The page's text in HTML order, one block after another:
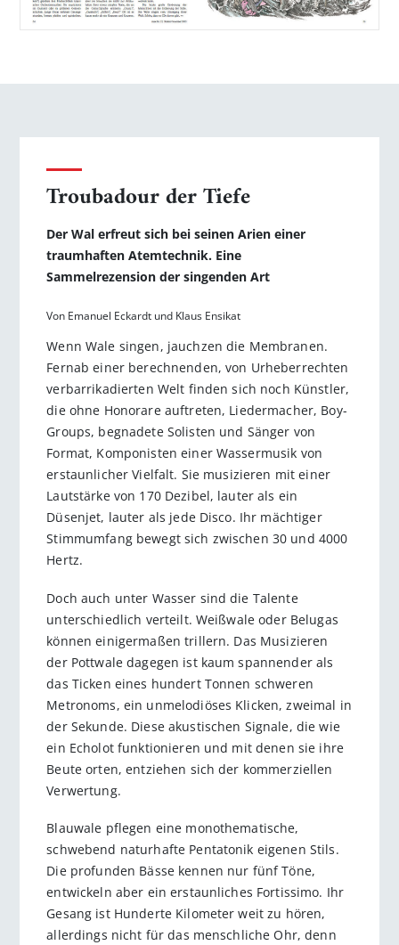
Troubadour der Tiefe
Der Wal erfreut sich bei seinen Arien einer
traumhaften Atemtechnik. Eine
Sammelrezension der singenden Art
Von Emanuel Eckardt und Klaus Ensikat
Wenn Wale singen, jauchzen die Membranen.
Fernab einer berechnenden, von Urheberrechten
verbarrikadierten Welt finden sich noch Künstler,
die ohne Honorare auftreten, Liedermacher, Boy-
Groups, begnadete Solisten und Sänger von
Format, Komponisten einer Wassermusik von
erstaunlicher Vielfalt. Sie musizieren mit einer
Lautstärke von 170 Dezibel, lauter als ein
Düsenjet, lauter als jede Disco. Ihr mächtiger
Stimmumfang bewegt sich zwischen 30 und 4000
Hertz.
Doch auch unter Wasser sind die Talente
unterschiedlich verteilt. Weißwale oder Belugas
können einigermaßen trillern. Das Musizieren
der Pottwale dagegen ist kaum spannender als
das Ticken eines hundert Tonnen schweren
Metronoms, ein unmelodiöses Klicken, zweimal in
der Sekunde. Diese akustischen Signale, die wie
ein Echolot funktionieren und mit denen sie ihre
Beute orten, entziehen sich der kommerziellen
Verwertung.
Blauwale pflegen eine monothematische,
schwebend naturhafte Pentatonik eigenen Stils.
Die profunden Bässe kennen nur fünf Töne,
entwickeln aber ein erstaunliches Fortissimo. Ihr
Gesang ist Hunderte Kilometer weit zu hören,
allerdings nicht für das menschliche Ohr, denn